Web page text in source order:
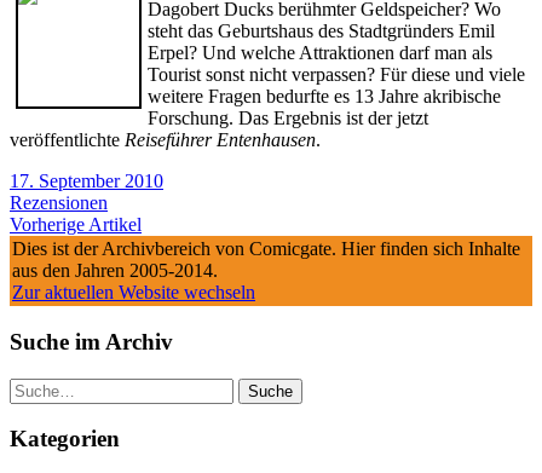
Dagobert Ducks berühmter Geldspeicher? Wo
steht das Geburtshaus des Stadtgründers Emil
Erpel? Und welche Attraktionen darf man als
Tourist sonst nicht verpassen? Für diese und viele
weitere Fragen bedurfte es 13 Jahre akribische
Forschung. Das Ergebnis ist der jetzt
veröffentlichte Reiseführer Entenhausen.
17. September 2010
Rezensionen
Vorherige Artikel
Dies ist der Archivbereich von Comicgate. Hier finden sich Inhalte
aus den Jahren 2005-2014.
Zur aktuellen Website wechseln
Suche im Archiv
Suche
Kategorien